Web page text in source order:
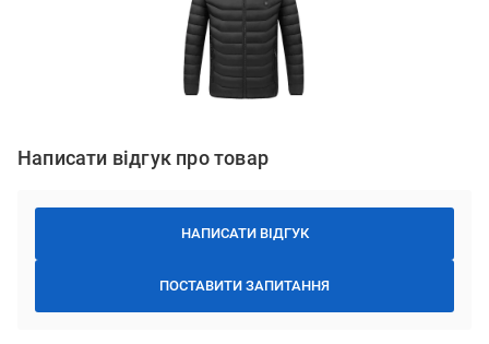
Написати відгук про товар
НАПИСАТИ ВІДГУК
ПОСТАВИТИ ЗАПИТАННЯ